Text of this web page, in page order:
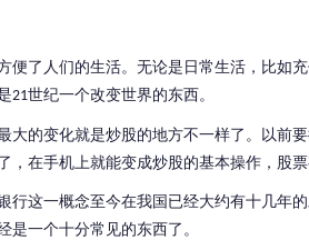
了人们的生活。无论是日常生活，比如
21世纪一个改变世界的东西。
的变化就是炒股的地方不一样了。以前
在手机上就能变成炒股的基本操作，股
这一概念至今在我国已经大约有十几年
一个十分常见的东西了。